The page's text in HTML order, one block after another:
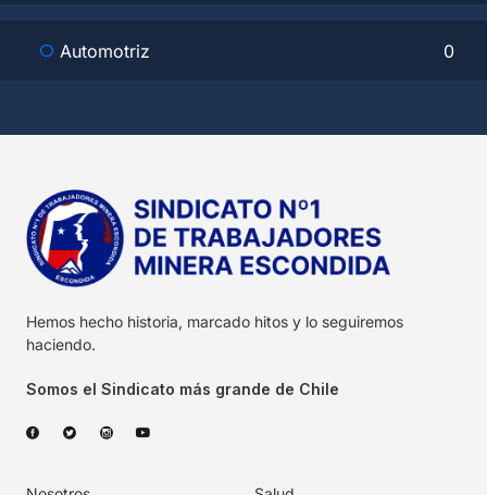
Automotriz 0
Hemos hecho historia, marcado hitos y lo seguiremos
haciendo.
Somos el Sindicato más grande de Chile